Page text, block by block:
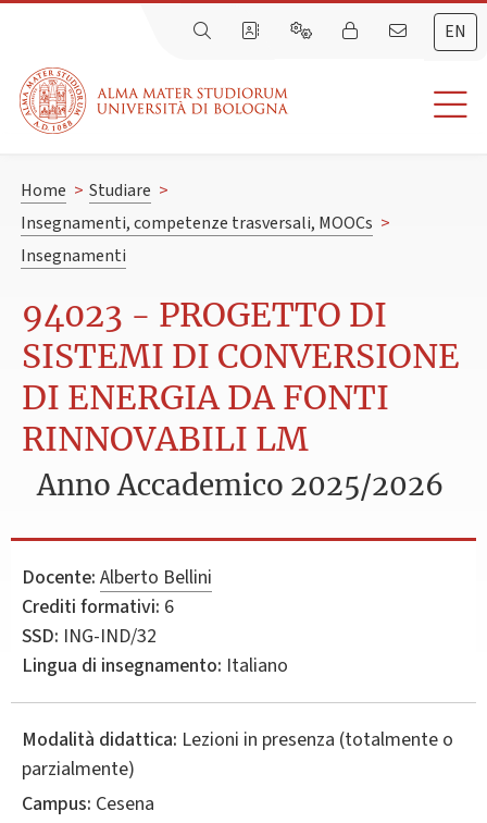
EN
Home > Studiare >
Insegnamenti, competenze trasversali, MOOCs >
Insegnamenti
94023 - PROGETTO DI
SISTEMI DI CONVERSIONE
DI ENERGIA DA FONTI
RINNOVABILI LM
Anno Accademico 2025/2026
Docente: Alberto Bellini
Crediti formativi: 6
SSD: ING-IND/32
Lingua di insegnamento: Italiano
Modalità didattica: Lezioni in presenza (totalmente o
parzialmente)
Campus: Cesena